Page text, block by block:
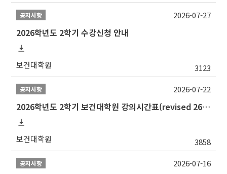
공지사항
2026학년도 2학기 수강신청 안내
보건대학원 3123
2026-07-27
공지사항
2026학년도 2학기 보건대학원 강의시간표(revised 260803)(2026 2nd SEMESTER SNU GSPH TIMETABLE)
보건대학원 3858
2026-07-22
공지사항 2026-07-16